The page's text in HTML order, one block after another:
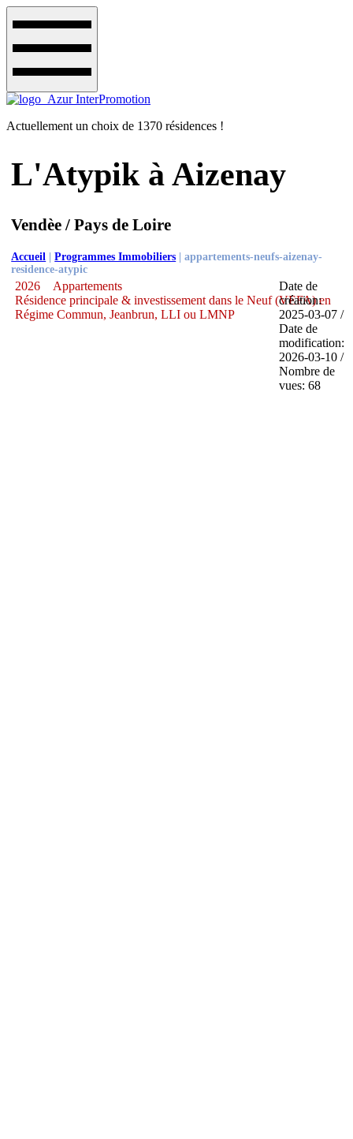
Actuellement un choix de 1370 résidences !
L'Atypik à Aizenay
Vendèe / Pays de Loire
Accueil |Programmes Immobiliers |appartements-neufs-aizenay-
residence-atypic
2026
Appartements
Résidence principale & investissement dans le Neuf (VEFA) en
Régime Commun, Jeanbrun, LLI ou LMNP
Date de
création:
2025-03-07 /
Date de
modification:
2026-03-10 /
Nombre de
vues: 68